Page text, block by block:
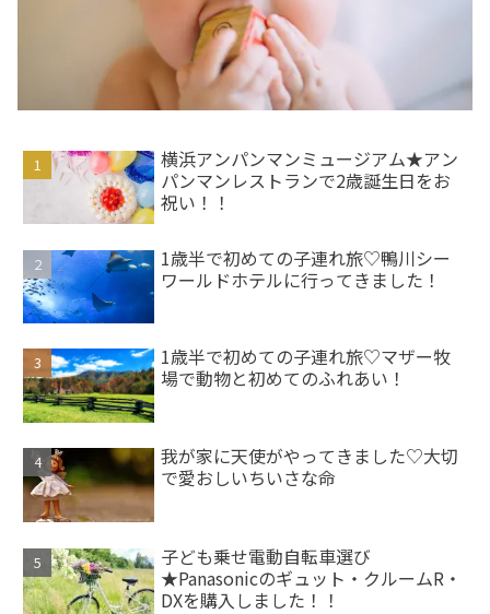
横浜アンパンマンミュージアム★アン
パンマンレストランで2歳誕生日をお
祝い！！
1歳半で初めての子連れ旅♡鴨川シー
ワールドホテルに行ってきました！
1歳半で初めての子連れ旅♡マザー牧
場で動物と初めてのふれあい！
我が家に天使がやってきました♡大切
で愛おしいちいさな命
子ども乗せ電動自転車選び
★Panasonicのギュット・クルームR・
DXを購入しました！！